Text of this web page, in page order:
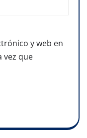
y web en
vez que